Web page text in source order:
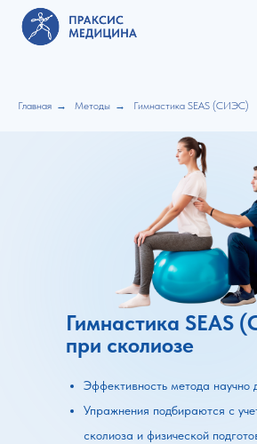
Главная → Методы → Гимнастика SEAS (СИЭС)
Гимнастика SEAS
при сколиозе
Эффективность метода научно
Упражнения подбираются с
сколиоза и физической